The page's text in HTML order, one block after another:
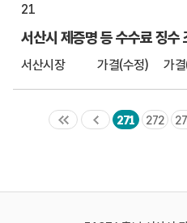
21
서산시 제증명 등 수수료 징수
서산시장 가결(수정) 가
271 272